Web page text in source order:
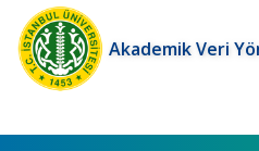
Akademik Veri